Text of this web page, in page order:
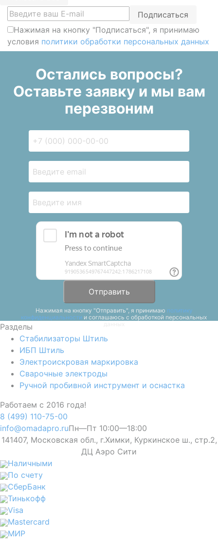
Подписаться
Нажимая на кнопку "Подписаться", я принимаю
условия политики обработки персональных данных
Остались вопросы?
Оставьте заявку и мы вам
перезвоним
Отправить
Нажимая на кнопку "Отправить", я принимаю политику
конфиденциальности и соглашаюсь с обработкой персональных
Разделы
Стабилизаторы Штиль
ИБП Штиль
Электроискровая маркировка
Сварочные электроды
Ручной пробивной инструмент и оснастка
Работаем с 2016 года!
8 (499) 110-75-00
info@omadapro.ruПн—Пт 10:00—18:00
141407, Московская обл., г.Химки, Куркинское ш., стр.2,
ДЦ Аэро Сити
Наличными
По счету
СберБанк
Тинькофф
Visa
Mastercard
МИР